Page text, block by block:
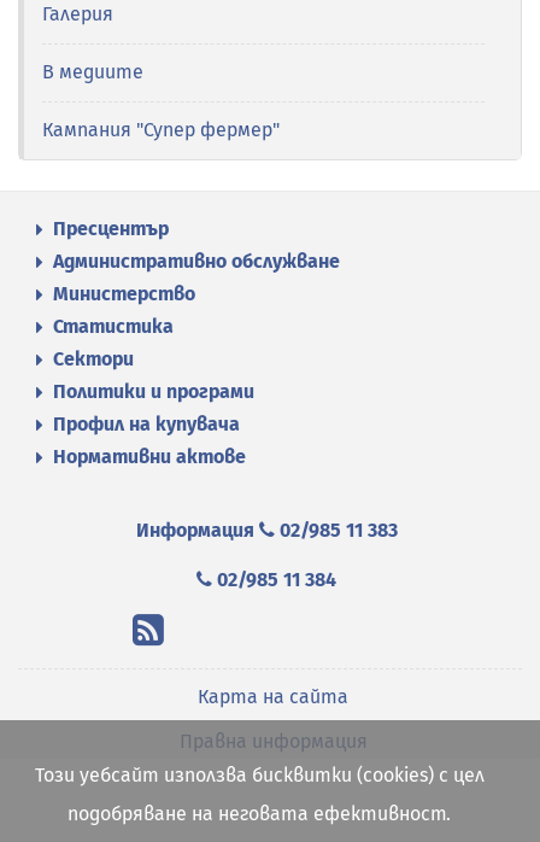
Галерия
В медиите
Кампания "Супер фермер"
Пресцентър
Административно обслужване
Министерство
Статистика
Сектори
Политики и програми
Профил на купувача
Нормативни актове
Информация 02/985 11 383
02/985 11 384
Карта на сайта
Правна информация
Този уебсайт използва бисквитки (cookies) с цел
подобряване на неговата ефективност.